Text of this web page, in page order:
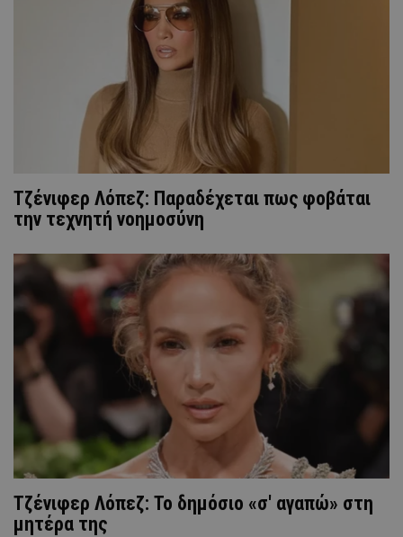
Τζένιφερ Λόπεζ: Παραδέχεται πως φοβάται
την τεχνητή νοημοσύνη
Τζένιφερ Λόπεζ: Το δημόσιο «σ' αγαπώ» στη
μητέρα της